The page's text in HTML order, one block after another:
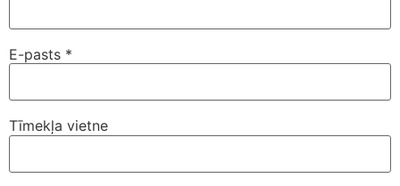
E-pasts *
Tīmekļa vietne